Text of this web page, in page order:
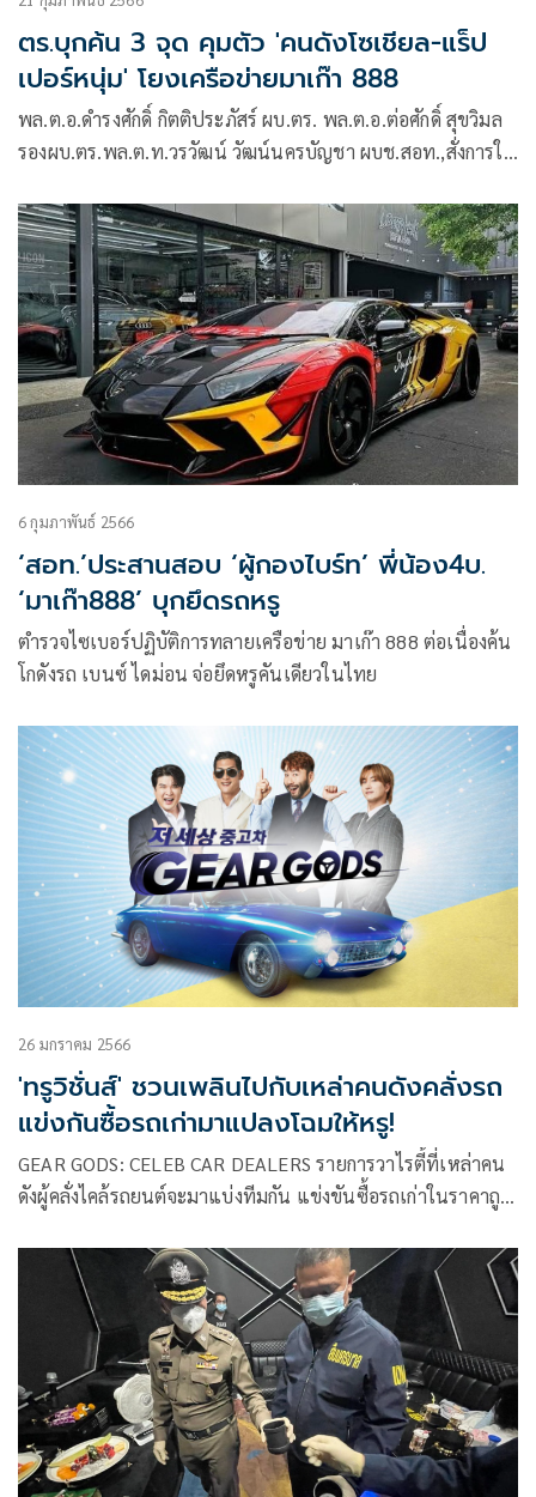
ตร.บุกค้น 3 จุด คุมตัว 'คนดังโซเชียล-แร็ป
เปอร์หนุ่ม' โยงเครือข่ายมาเก๊า 888
พล.ต.อ.ดำรงศักดิ์ กิตติประภัสร์ ผบ.ตร. พล.ต.อ.ต่อศักดิ์ สุขวิมล
รองผบ.ตร.พล.ต.ท.วรวัฒน์ วัฒน์นครบัญชา ผบช.สอท.,สั่งการให้
ผบช.สอท. พล.ต.ต. สถิตย์ พรมอุทัย ผบก.สอท.3
พล.ต.ต.ชัชปัณฑกาณฑ์ คล้ายคลึง
6 กุมภาพันธ์ 2566
‘สอท.’ประสานสอบ ‘ผู้กองไบร์ท’ พี่น้อง4บ.
‘มาเก๊า888’ บุกยึดรถหรู
ตำรวจไซเบอร์ปฏิบัติการทลายเครือข่าย มาเก๊า 888 ต่อเนื่องค้น
โกดังรถ เบนซ์ ไดม่อน จ่อยึดหรูคันเดียวในไทย
26 มกราคม 2566
'ทรูวิชั่นส์' ชวนเพลินไปกับเหล่าคนดังคลั่งรถ
แข่งกันซื้อรถเก่ามาแปลงโฉมให้หรู!
GEAR GODS: CELEB CAR DEALERS รายการวาไรตี้ที่เหล่าคน
ดังผู้คลั่งไคล้รถยนต์จะมาแบ่งทีมกัน แข่งขันซื้อรถเก่าในราคาถูก
จำหน่าย อีกทั้งยังต้องทำกำไรให้ได้มากกว่าทีมคู่แข่งอีกด้วย